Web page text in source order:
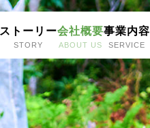
ストーリー
STORY
会社概要
ABOUT US
事業内容
SERVICE